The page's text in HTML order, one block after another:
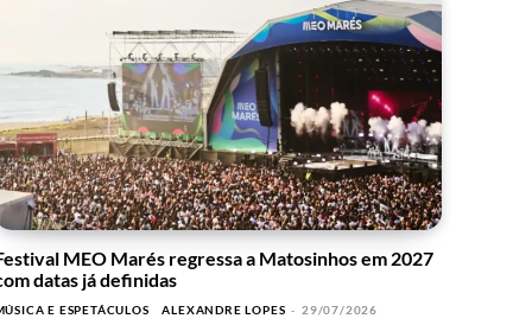
MEO Marés regressa a Matosinhos em 2027
datas já definidas
E ESPETÁCULOS ALEXANDRE LOPES - 29/07/2026